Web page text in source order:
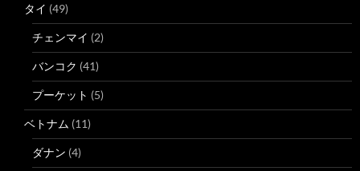
タイ (49)
チェンマイ (2)
バンコク (41)
プーケット (5)
ベトナム (11)
ダナン (4)